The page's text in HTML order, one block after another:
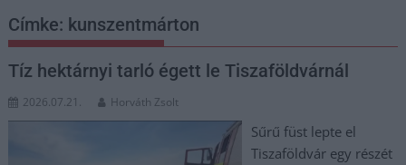
Címke: kunszentmárton
Tíz hektárnyi tarló égett le Tiszaföldvárnál
2026.07.21. Horváth Zsolt
Sűrű füst lepte el
Tiszaföldvár egy részét